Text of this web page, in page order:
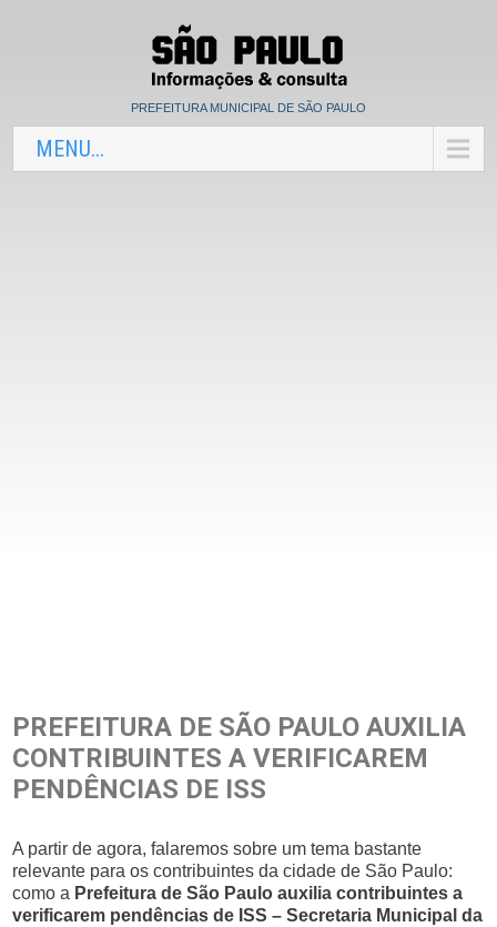
PREFEITURA MUNICIPAL DE SÃO PAULO
MENU...
PREFEITURA DE SÃO PAULO AUXILIA
CONTRIBUINTES A VERIFICAREM
PENDÊNCIAS DE ISS
A partir de agora, falaremos sobre um tema bastante
relevante para os contribuintes da cidade de São Paulo:
como a Prefeitura de São Paulo auxilia contribuintes a
verificarem pendências de ISS – Secretaria Municipal da